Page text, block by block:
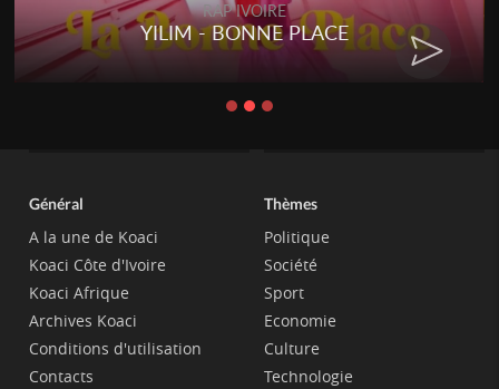
RAP IVOIRE
YILIM - BONNE PLACE
Général
A la une de Koaci
Koaci Côte d'Ivoire
Koaci Afrique
Archives Koaci
Conditions d'utilisation
Contacts
Thèmes
Politique
Société
Sport
Economie
Culture
Technologie